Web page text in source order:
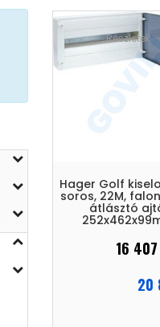
Részletek
Hager Golf
soros, 22M,
átlásztó
16
20